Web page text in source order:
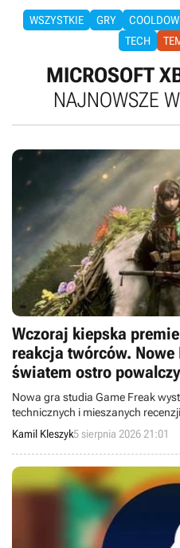
WSZYSTKIE GRY
TECH
MICROSOFT
NAJNOWSZE
Wczoraj kiepska
reakcja twórców. Nowe
światem ostro
który widzą w nim
Nowa gra studia Game Freak
technicznych i mieszanych
pierwsze poprawki trafią do Beast
tygodniu.
Kamil Kleszyk5 sierpnia 2026 21:01